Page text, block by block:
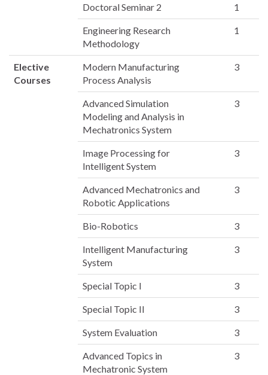
Doctoral Seminar 2 1
Engineering Research
Methodology
1
Elective
Courses
Modern Manufacturing
Process Analysis
3
Advanced Simulation
Modeling and Analysis in
Mechatronics System
3
Image Processing for
Intelligent System
3
Advanced Mechatronics and
Robotic Applications
3
Bio-Robotics 3
Intelligent Manufacturing
System
3
Special Topic I 3
Special Topic II 3
System Evaluation 3
Advanced Topics in
Mechatronic System
3